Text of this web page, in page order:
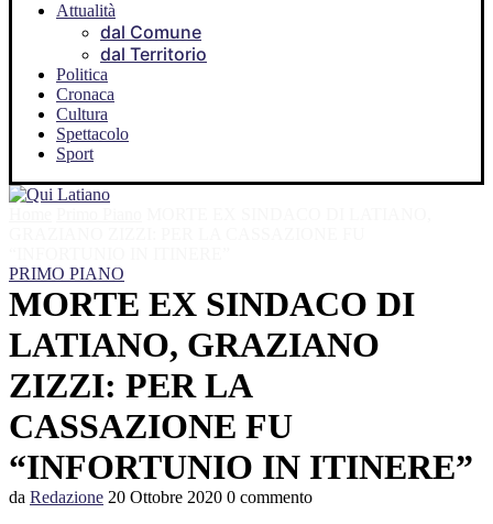
Attualità
dal Comune
dal Territorio
Politica
Cronaca
Cultura
Spettacolo
Sport
PRIMO PIANO
MORTE EX SINDACO DI
LATIANO, GRAZIANO
ZIZZI: PER LA
CASSAZIONE FU
“INFORTUNIO IN ITINERE”
da Redazione 20 Ottobre 2020 0 commento